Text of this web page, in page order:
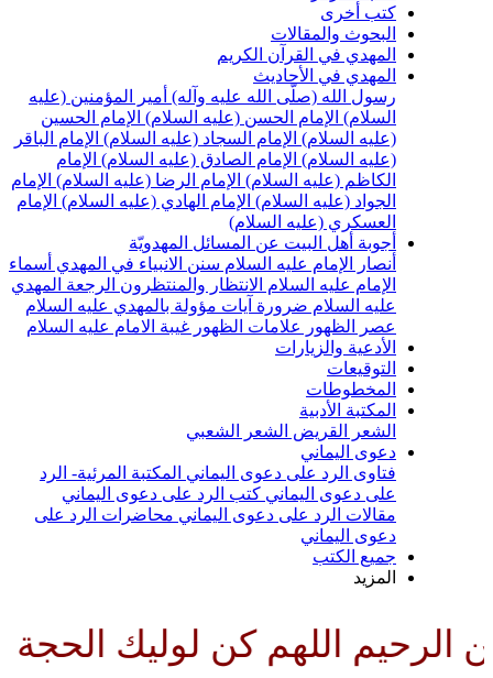
والمقالات
في القرآن الكريم
في الأحاديث
الله (صلّى الله عليه وآله) أمير المؤمنين (عليه
الإمام الحسن (عليه السلام) الإمام الحسين
الإمام السجاد (عليه السلام) الإمام الباقر
الإمام الصادق (عليه السلام) الإمام
(عليه السلام) الإمام الرضا (عليه السلام) الإمام
(عليه السلام) الإمام الهادي (عليه السلام) الإمام
(عليه السلام)
أهل البيت عن المسائل المهدويّة
الإمام عليه السلامسنن الانبياء في المهديأسماء
عليه السلامالانتظار والمنتظرونالرجعةالمهدي
السلام ضرورة آيات مؤولة بالمهدي عليه السلام
علامات الظهورغيبة الامام عليه السلام
والزيارات
الأدبية
الشعر الشعبي
اليماني
الرد على دعوى اليماني المكتبة المرئية- الرد
دعوى اليماني كتب الرد على دعوى اليماني
الرد على دعوى اليماني محاضرات الرد على
كن لوليك الحجة بن